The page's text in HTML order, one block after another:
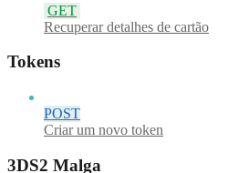
GET
Recuperar detalhes de cartão
Tokens
POST
Criar um novo token
3DS2 Malga